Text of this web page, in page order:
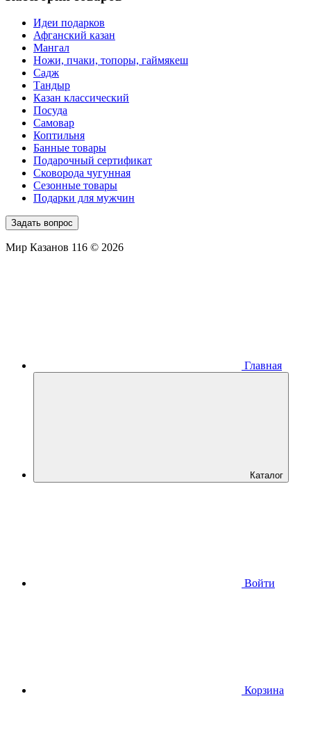
Идеи подарков
Афганский казан
Мангал
Ножи, пчаки, топоры, гаймякеш
Садж
Тандыр
Казан классический
Посуда
Самовар
Коптильня
Банные товары
Подарочный сертификат
Сковорода чугунная
Сезонные товары
Подарки для мужчин
Задать вопрос
Мир Казанов 116 © 2026
Главная
Каталог
Войти
Корзина